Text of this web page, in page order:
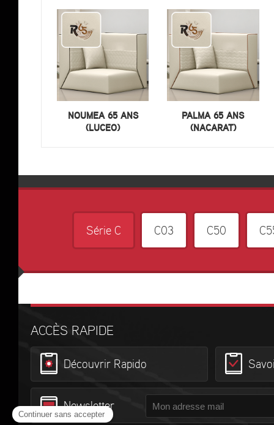
NOUMEA 65 ANS
(LUCEO)
PALMA 65 ANS
(NACARAT)
Série C C03 C50
ACCÈS RAPIDE
Découvrir Rapido
Newsletter